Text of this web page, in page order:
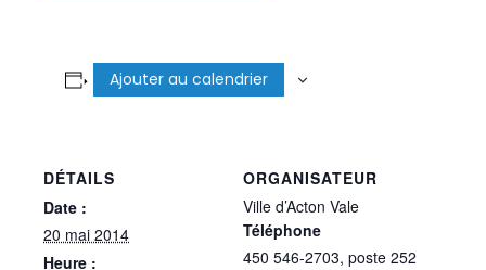
Ajouter au calendrier
DÉTAILS
Date :
20 mai 2014
Heure :
ORGANISATEUR
Ville d’Acton Vale
Téléphone
450 546-2703, poste 252